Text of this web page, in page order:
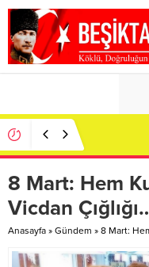
8 Mart: Hem
Vicdan
Anasayfa » Gündem » 8 Mart: